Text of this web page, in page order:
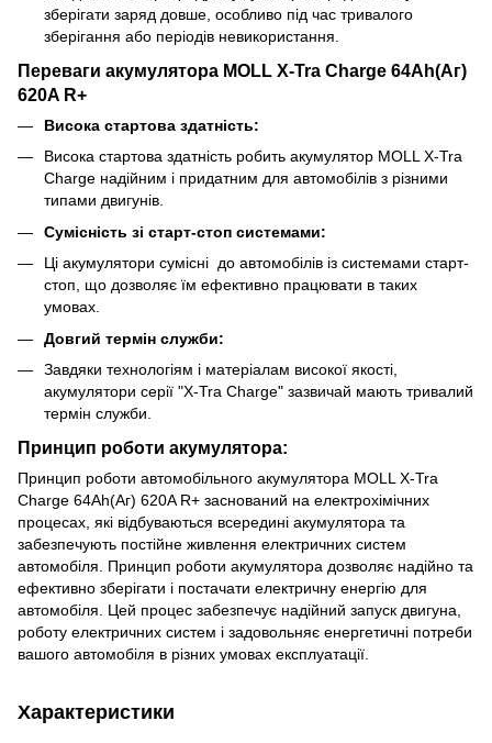
зберігати заряд довше, особливо під час тривалого
зберігання або періодів невикористання.
Переваги акумулятора MOLL X-Tra Charge 64Ah(Аг)
620A R+
Висока стартова здатність:
Висока стартова здатність робить акумулятор MOLL X-Tra
Charge надійним і придатним для автомобілів з різними
типами двигунів.
Сумісність зі старт-стоп системами:
Ці акумулятори сумісні до автомобілів із системами старт-
стоп, що дозволяє їм ефективно працювати в таких
умовах.
Довгий термін служби:
Завдяки технологіям і матеріалам високої якості,
акумулятори серії "X-Tra Charge" зазвичай мають тривалий
термін служби.
Принцип роботи акумулятора:
Принцип роботи автомобільного акумулятора MOLL X-Tra
Charge 64Ah(Аг) 620A R+ заснований на електрохімічних
процесах, які відбуваються всередині акумулятора та
забезпечують постійне живлення електричних систем
автомобіля. Принцип роботи акумулятора дозволяє надійно та
ефективно зберігати і постачати електричну енергію для
автомобіля. Цей процес забезпечує надійний запуск двигуна,
роботу електричних систем і задовольняє енергетичні потреби
вашого автомобіля в різних умовах експлуатації.
Характеристики